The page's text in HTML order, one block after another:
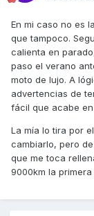
En mi caso no es
que tampoco.
calienta en
paso el verano
moto de lujo. A
advertencias de
fácil que acabe
La mía lo tira por
cambiarlo, pero
que me toca
9000km la